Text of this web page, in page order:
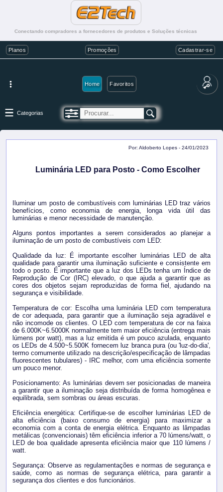
Conectando compradores a fornecedores de produtos e Soluções técnicas
Planos Promoções Cadastrar-se
Home Favoritos
Categorias
Por: Aldoberto Lopes - 24/01/2023
Luminária LED para Posto - Como Escolher
Iluminar um posto de combustíveis com luminárias LED traz vários
benefícios, como economia de energia, longa vida útil das
luminárias e menor necessidade de manutenção.
Alguns pontos importantes a serem considerados ao planejar a
iluminação de um posto de combustíveis com LED:
Qualidade da luz: É importante escolher luminárias LED de alta
qualidade para garantir uma iluminação suficiente e consistente em
todo o posto. É importante que a luz dos LEDs tenha um Índice de
Reprodução de Cor (IRC) elevado, o que ajuda a garantir que as
cores dos objetos sejam reproduzidas de forma fiel, ajudando na
segurança e visibilidade.
Temperatura de cor: Escolha uma luminária LED com temperatura
de cor adequada, para garantir que a iluminação seja agradável e
não incomode os clientes. O LED com temperatura de cor na faixa
de 6.000K~6.5000K normalmente tem maior eficiência (entrega mais
lúmens por watt), mas a luz emitida é um pouco azulada, enquanto
os LEDs de 4.500~5.500K fornecem luz branca pura (ou 'luz-do-dia',
termo comumente utilizado na descrição/especificação de lâmpadas
fluorescentes tubulares) - IRC melhor, com uma eficiência somente
um pouco menor.
Posicionamento: As luminárias devem ser posicionadas de maneira
a garantir que a iluminação seja distribuída de forma homogênea e
equilibrada, sem sombras ou áreas escuras.
Eficiência energética: Certifique-se de escolher luminárias LED de
alta eficiência (baixo consumo de energia) para maximizar a
economia com a conta de energia elétrica. Enquanto as lâmpadas
metálicas (convencionais) têm eficiência inferior a 70 lúmens/watt, o
LED de boa qualidade apresenta eficiência maior que 110 lúmens /
watt.
Segurança: Observe as regulamentações e normas de segurança e
saúde, como as normas de segurança elétrica, para garantir a
segurança dos clientes e dos funcionários.